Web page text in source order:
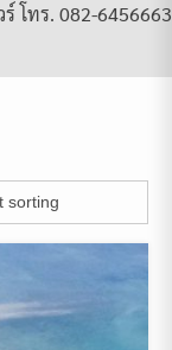
โทร. 082-6456663